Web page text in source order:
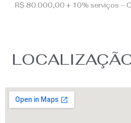
R$ 80.000,00 + 10% serviços –